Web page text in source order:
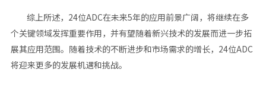
综上所述，24位ADC在未来5年的应用前景广阔，将继续在多
个关键领域发挥重要作用，并有望随着新兴技术的发展而进一步拓
展其应用范围。随着技术的不断进步和市场需求的增长，24位ADC
将迎来更多的发展机遇和挑战。